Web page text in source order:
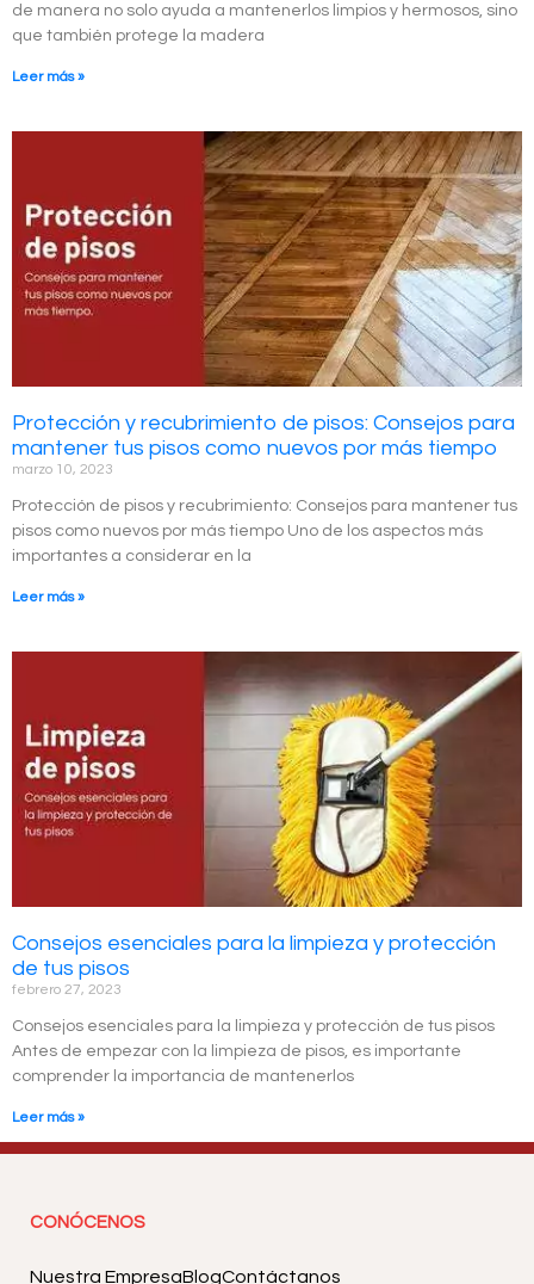
de manera no solo ayuda a mantenerlos limpios y hermosos, sino
que también protege la madera
Leer más »
Protección y recubrimiento de pisos: Consejos para
mantener tus pisos como nuevos por más tiempo
marzo 10, 2023
Protección de pisos y recubrimiento: Consejos para mantener tus
pisos como nuevos por más tiempo Uno de los aspectos más
importantes a considerar en la
Leer más »
Consejos esenciales para la limpieza y protección
de tus pisos
febrero 27, 2023
Consejos esenciales para la limpieza y protección de tus pisos
Antes de empezar con la limpieza de pisos, es importante
comprender la importancia de mantenerlos
Leer más »
CONÓCENOS
Nuestra EmpresaBlogContáctanos